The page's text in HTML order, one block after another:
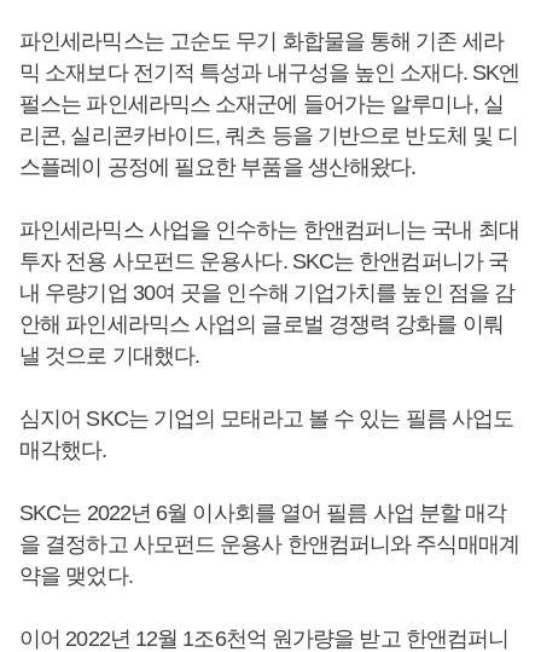
파인세라믹스는 고순도 무기 화합물을 통해 기존 세라
믹 소재보다 전기적 특성과 내구성을 높인 소재다. SK엔
펄스는 파인세라믹스 소재군에 들어가는 알루미나, 실
리콘, 실리콘카바이드, 쿼츠 등을 기반으로 반도체 및 디
스플레이 공정에 필요한 부품을 생산해왔다.
파인세라믹스 사업을 인수하는 한앤컴퍼니는 국내 최대
투자 전용 사모펀드 운용사다. SKC는 한앤컴퍼니가 국
내 우량기업 30여 곳을 인수해 기업가치를 높인 점을 감
안해 파인세라믹스 사업의 글로벌 경쟁력 강화를 이뤄
낼 것으로 기대했다.
심지어 SKC는 기업의 모태라고 볼 수 있는 필름 사업도
매각했다.
SKC는 2022년 6월 이사회를 열어 필름 사업 분할 매각
을 결정하고 사모펀드 운용사 한앤컴퍼니와 주식매매계
약을 맺었다.
이어 2022년 12월 1조6천억 원가량을 받고 한앤컴퍼니